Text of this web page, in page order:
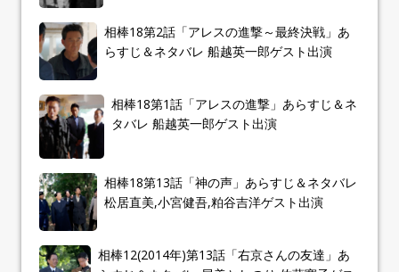
相棒18第2話「アレスの進撃～最終決戦」あ
らすじ＆ネタバレ 船越英一郎ゲスト出演
相棒18第1話「アレスの進撃」あらすじ＆ネ
タバレ 船越英一郎ゲスト出演
相棒18第13話「神の声」あらすじ＆ネタバレ
松居直美,小宮健吾,粕谷吉洋ゲスト出演
相棒12(2014年)第13話「右京さんの友達」あ